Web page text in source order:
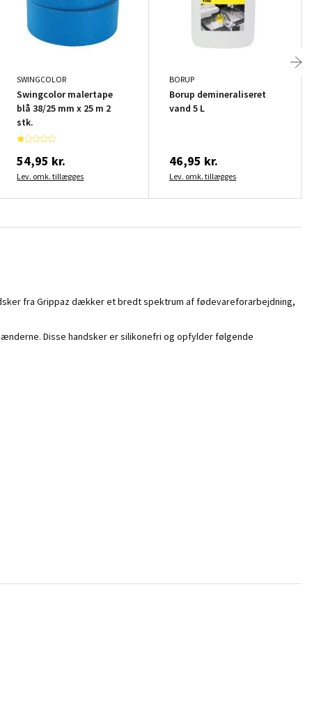
SWINGCOLOR
Swingcolor malertape
blå 38/25 mm x 25 m 2
stk.
54,95 kr.
Lev. omk. tillægges
BORUP
Borup demineraliseret
vand 5 L
46,95 kr.
Lev. omk. tillægges
fra Grippaz dækker et bredt spektrum af fødevareforarbejdning,
Disse handsker er silikonefri og opfylder følgende